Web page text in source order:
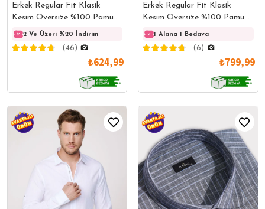
Erkek Regular Fit Klasik
Kesim Oversize %100 Pamuk
Keten Doku Çift Cep Beyaz
Gömlek
2 Ve Üzeri %20 İndirim 2 Ve Üzeri %20 İndirim
(46)
₺624,99
Erkek Regular Fit Klasik
Kesim Oversize %100 Pamuk
Keten Doku Cepli Kareli Kısa
Kollu Düğmeli Yaka Gömlek
1 Alana 1 Bedava
(6)
₺799,99